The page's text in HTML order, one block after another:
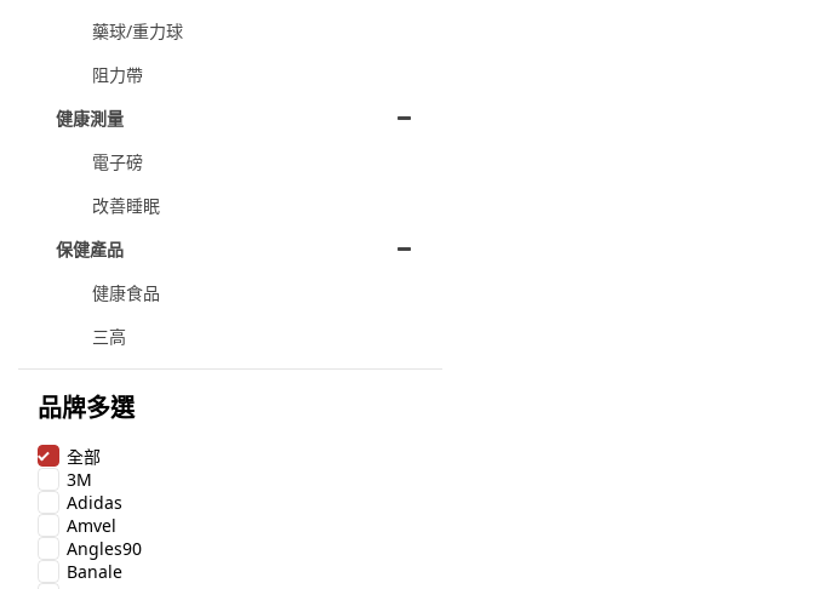
藥球/重力球
阻力帶
健康測量
電子磅
改善睡眠
保健產品
健康食品
三高
品牌多選
全部
3M
Adidas
Amvel
Angles90
Banale